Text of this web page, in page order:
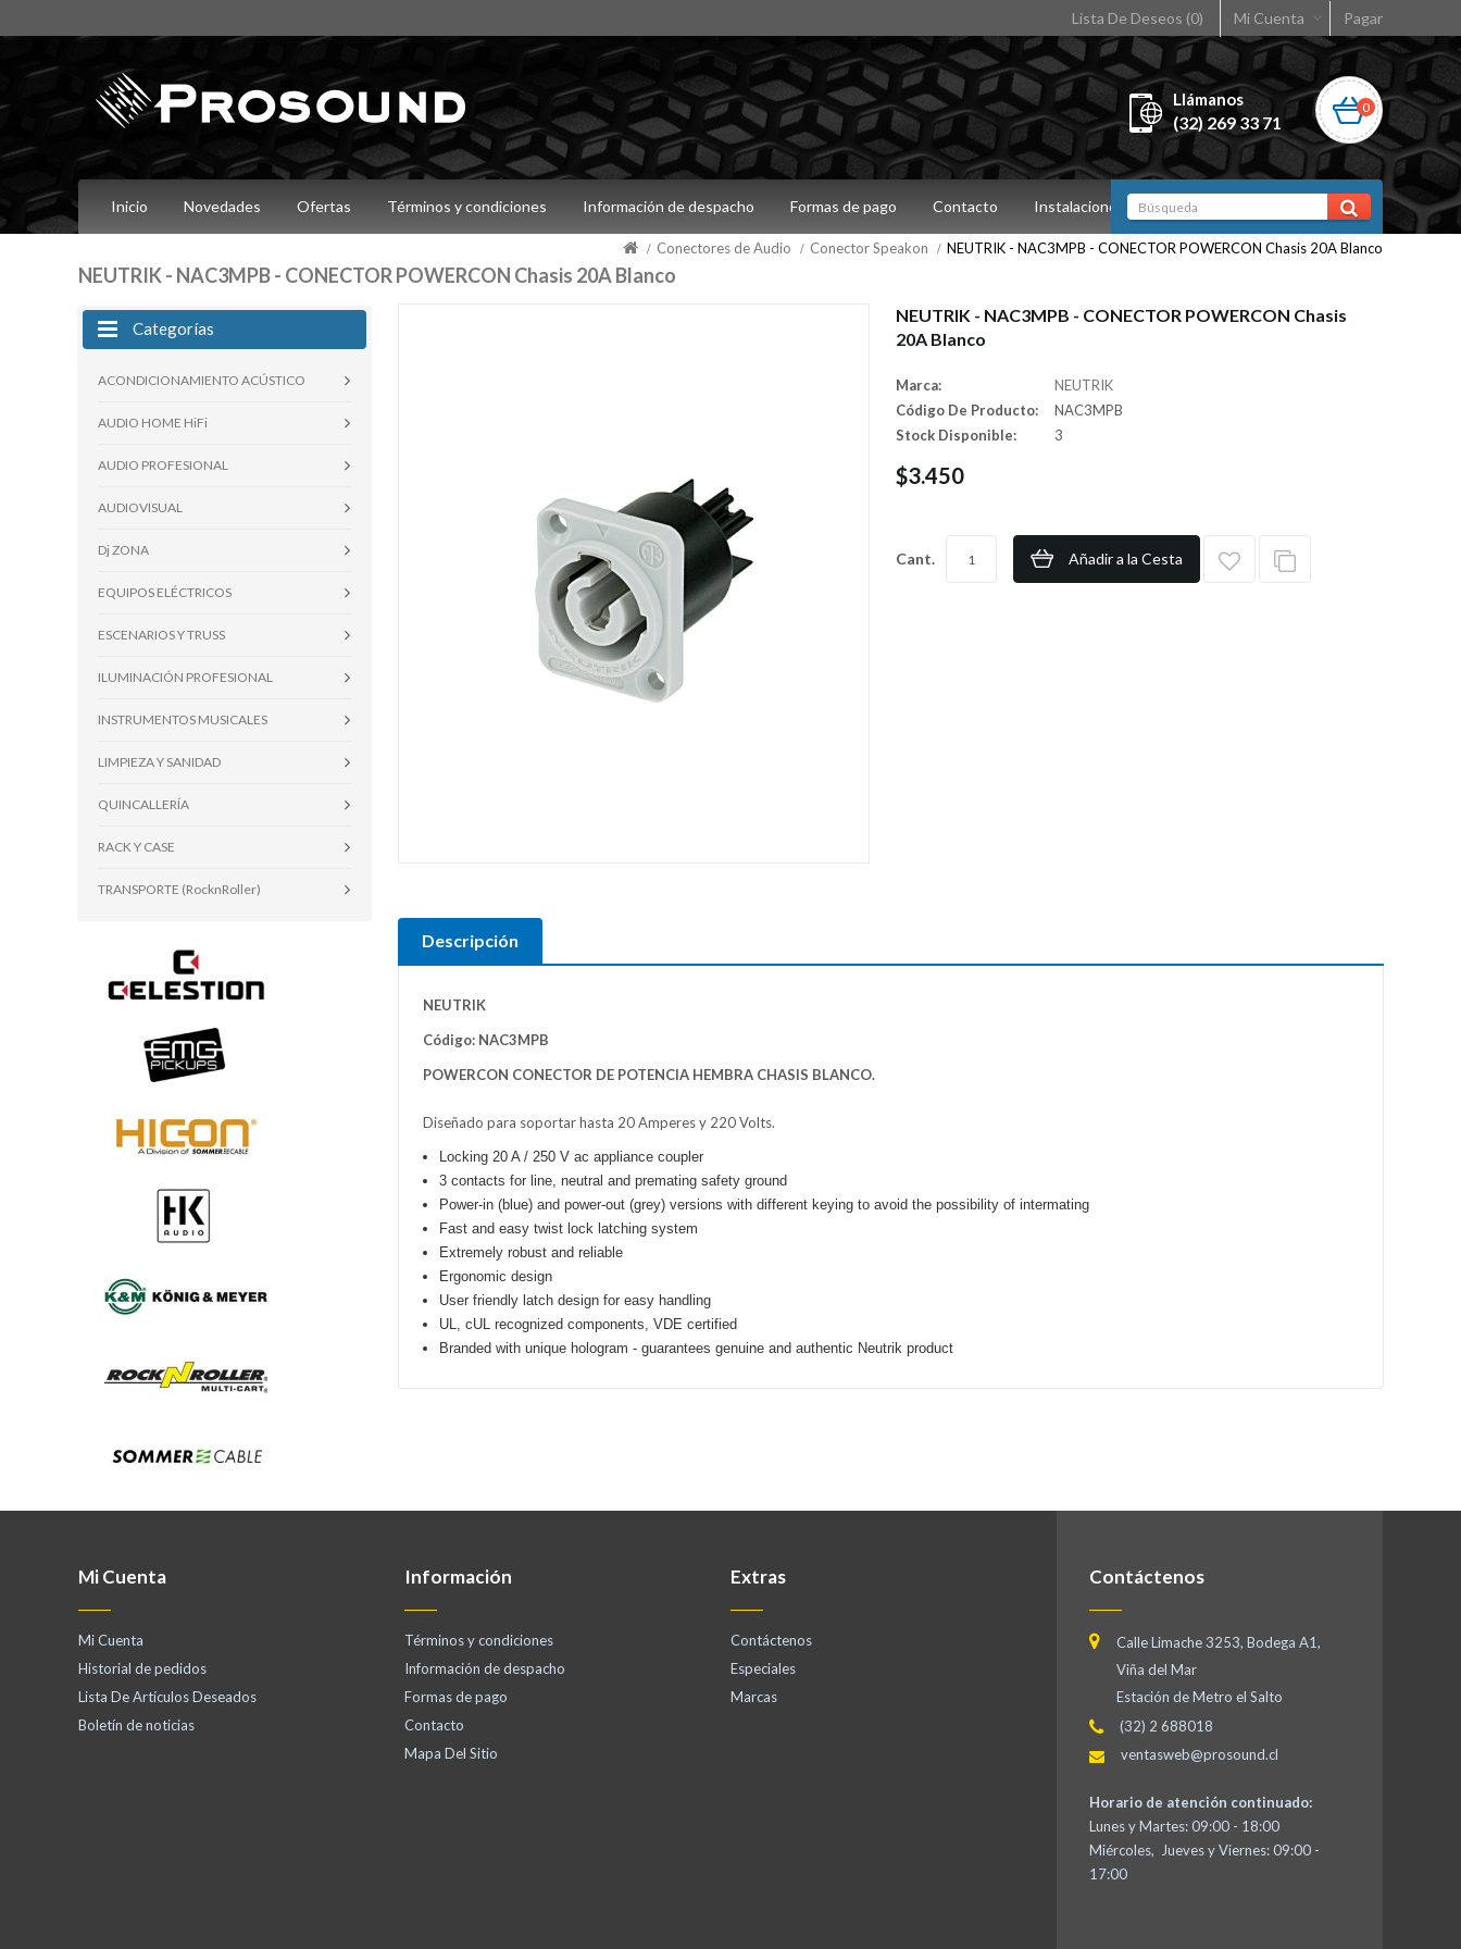
Lista De Deseos (0) Mi Cuenta Pagar
Llámanos
(32) 269 33 71
0
Inicio Novedades Ofertas Términos y condiciones Información de despacho Formas de pago Contacto Instalaciones
NEUTRIK - NAC3MPB - CONECTOR POWERCON Chasis 20A Blanco
Conectores de Audio Conector Speakon NEUTRIK - NAC3MPB - CONECTOR POWERCON Chasis 20A Blanco
Categorías
ACONDICIONAMIENTO ACÚSTICO
AUDIO HOME HiFi
AUDIO PROFESIONAL
AUDIOVISUAL
Dj ZONA
EQUIPOS ELÉCTRICOS
ESCENARIOS Y TRUSS
ILUMINACIÓN PROFESIONAL
INSTRUMENTOS MUSICALES
LIMPIEZA Y SANIDAD
QUINCALLERÍA
RACK Y CASE
TRANSPORTE (RocknRoller)
NEUTRIK - NAC3MPB - CONECTOR POWERCON Chasis
20A Blanco
Marca:
NEUTRIK
Código De Producto:
NAC3MPB
Stock Disponible:
3
$3.450
Cant. Añadir a la Cesta
Descripción
NEUTRIK
Código: NAC3MPB
POWERCON CONECTOR DE POTENCIA HEMBRA CHASIS BLANCO.
Diseñado para soportar hasta 20 Amperes y 220 Volts.
Locking 20 A / 250 V ac appliance coupler
3 contacts for line, neutral and premating safety ground
Power-in (blue) and power-out (grey) versions with different keying to avoid the possibility of intermating
Fast and easy twist lock latching system
Extremely robust and reliable
Ergonomic design
User friendly latch design for easy handling
UL, cUL recognized components, VDE certified
Branded with unique hologram - guarantees genuine and authentic Neutrik product
Mi Cuenta
Mi Cuenta
Historial de pedidos
Lista De Artículos Deseados
Boletín de noticias
Información
Términos y condiciones
Información de despacho
Formas de pago
Contacto
Mapa Del Sitio
Extras
Contáctenos
Especiales
Marcas
Contáctenos
Calle Limache 3253, Bodega A1,
Viña del Mar
Estación de Metro el Salto
(32) 2 688018
ventasweb@prosound.cl
Horario de atención continuado:
Lunes y Martes: 09:00 - 18:00
Miércoles, Jueves y Viernes: 09:00 -
17:00